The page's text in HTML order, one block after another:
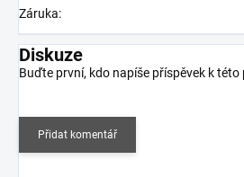
Záruka:
Diskuze
Buďte první, kdo napíše příspěvek k této
Přidat komentář